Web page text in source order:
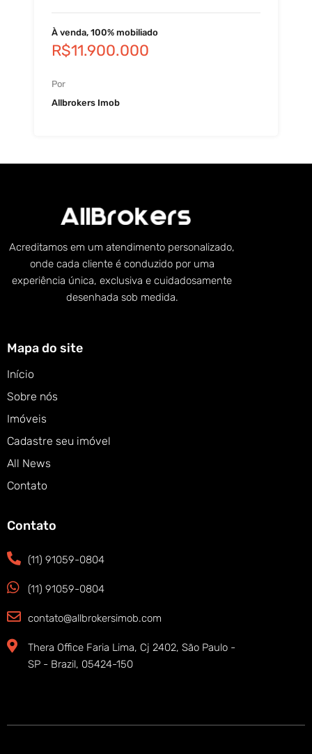
À venda, 100% mobiliado
R$11.900.000
Por
Allbrokers Imob
Acreditamos em um atendimento personalizado,
onde cada cliente é conduzido por uma
experiência única, exclusiva e cuidadosamente
desenhada sob medida.
Mapa do site
Início
Sobre nós
Imóveis
Cadastre seu imóvel
All News
Contato
Contato
(11) 91059-0804
(11) 91059-0804
contato@allbrokersimob.com
Thera Office Faria Lima, Cj 2402, São Paulo -
SP - Brazil, 05424-150